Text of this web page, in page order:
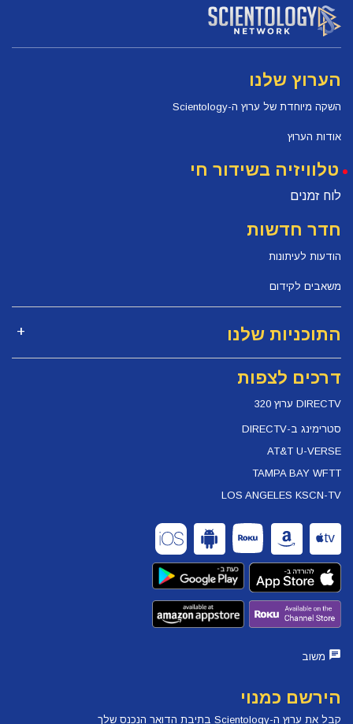
הערוץ שלנו
השקה מיוחדת של ערוץ ה-Scientology
אודות הערוץ
טלוויזיה בשידור חי
לוח זמנים
חדר חדשות
הודעות לעיתונות
משאבים לקידום
התוכניות שלנו
דרכים לצפות
DIRECTV ערוץ 320
סטרימינג ב-DIRECTV
AT&T U-VERSE
TAMPA BAY WFTT
LOS ANGELES KSCN-TV
משוב
הירשם כמנוי
קבל את ערוץ ה-Scientology בתיבת הדואר הנכנס שלך